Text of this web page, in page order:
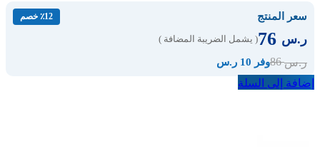
سعر المنتج ٪12 خصم
ر.س ( يشمل الضريبة المضافة )
ر.س86 وفر 10 ر.س
إضافة إلى السلة